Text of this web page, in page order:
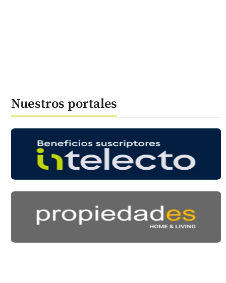
Nuestros portales